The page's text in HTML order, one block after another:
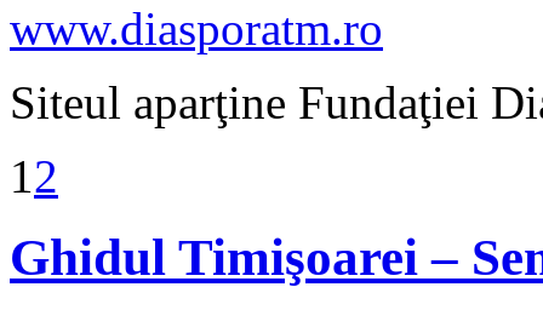
www.diasporatm.ro
Siteul aparţine Fundaţiei
12
Ghidul Timişoarei –